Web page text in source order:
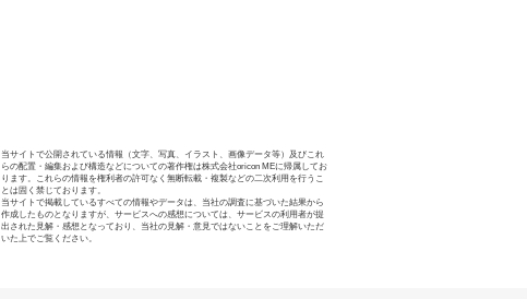
当サイトで公開されている情報（文字、写真、イラスト、画像データ等）及びこれ
らの配置・編集および構造などについての著作権は株式会社oricon MEに帰属してお
ります。これらの情報を権利者の許可なく無断転載・複製などの二次利用を行うこ
とは固く禁じております。
当サイトで掲載しているすべての情報やデータは、当社の調査に基づいた結果から
作成したものとなりますが、サービスへの感想については、サービスの利用者が提
出された見解・感想となっており、当社の見解・意見ではないことをご理解いただ
いた上でご覧ください。